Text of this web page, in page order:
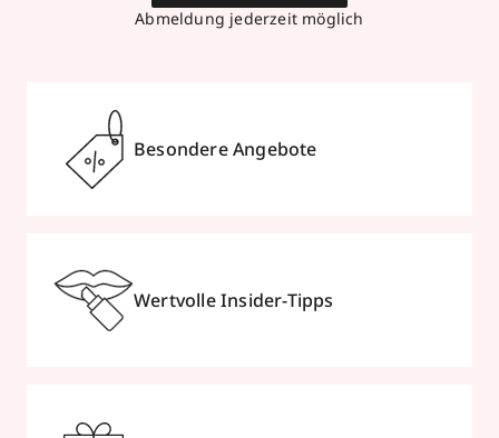
Abmeldung jederzeit möglich
Besondere Angebote
Wertvolle Insider-Tipps